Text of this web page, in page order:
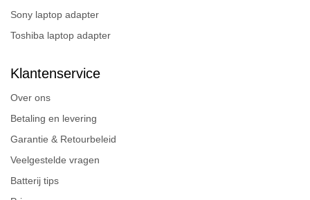
Sony laptop adapter
Toshiba laptop adapter
Klantenservice
Over ons
Betaling en levering
Garantie & Retourbeleid
Veelgestelde vragen
Batterij tips